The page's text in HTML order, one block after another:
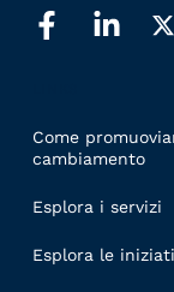
Come
cambiamento
Esplora i servizi
Esplora le